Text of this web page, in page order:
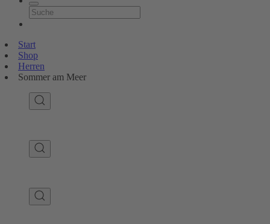
Start
Shop
Herren
Sommer am Meer